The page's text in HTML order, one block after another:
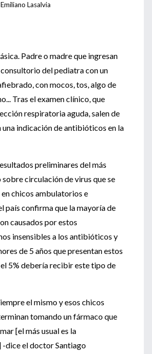
Lasalvia
Padre o madre que ingresan
del pediatra con un
con mocos, tos, algo de
Tras el examen clínico, que
respiratoria aguda, salen de
una indicación de antibióticos en la
preliminares del más
circulación de virus que se
chicos ambulatorios e
país confirma que la mayoría de
causados por estos
insensibles a los antibióticos y
de 5 años que presentan estos
5% debería recibir este tipo de
el mismo y esos chicos
tomando un fármaco que
[el más usual es la
dice el doctor Santiago